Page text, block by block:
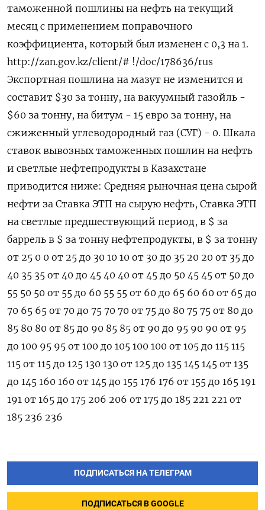
таможенной пошлины на нефть на текущий
месяц с применением поправочного
коэффициента, который был изменен с 0,3 на 1.
http://zan.gov.kz/client/# !/doc/178636/rus
Экспортная пошлина на мазут не изменится и
составит $30 за тонну, на вакуумный газойль -
$60 за тонну, на битум - 15 евро за тонну, на
сжиженный углеводородный газ (СУГ) - 0. Шкала
ставок вывозных таможенных пошлин на нефть
и светлые нефтепродукты в Казахстане
приводится ниже: Средняя рыночная цена сырой
нефти за Ставка ЭТП на сырую нефть, Ставка ЭТП
на светлые предшествующий период, в $ за
баррель в $ за тонну нефтепродукты, в $ за тонну
от 25 0 0 от 25 до 30 10 10 от 30 до 35 20 20 от 35 до
40 35 35 от 40 до 45 40 40 от 45 до 50 45 45 от 50 до
55 50 50 от 55 до 60 55 55 от 60 до 65 60 60 от 65 до
70 65 65 от 70 до 75 70 70 от 75 до 80 75 75 от 80 до
85 80 80 от 85 до 90 85 85 от 90 до 95 90 90 от 95
до 100 95 95 от 100 до 105 100 100 от 105 до 115 115
115 от 115 до 125 130 130 от 125 до 135 145 145 от 135
до 145 160 160 от 145 до 155 176 176 от 155 до 165 191
191 от 165 до 175 206 206 от 175 до 185 221 221 от
185 236 236
ПОДПИСАТЬСЯ НА ТЕЛЕГРАМ
ПОДПИСАТЬСЯ В GOOGLE